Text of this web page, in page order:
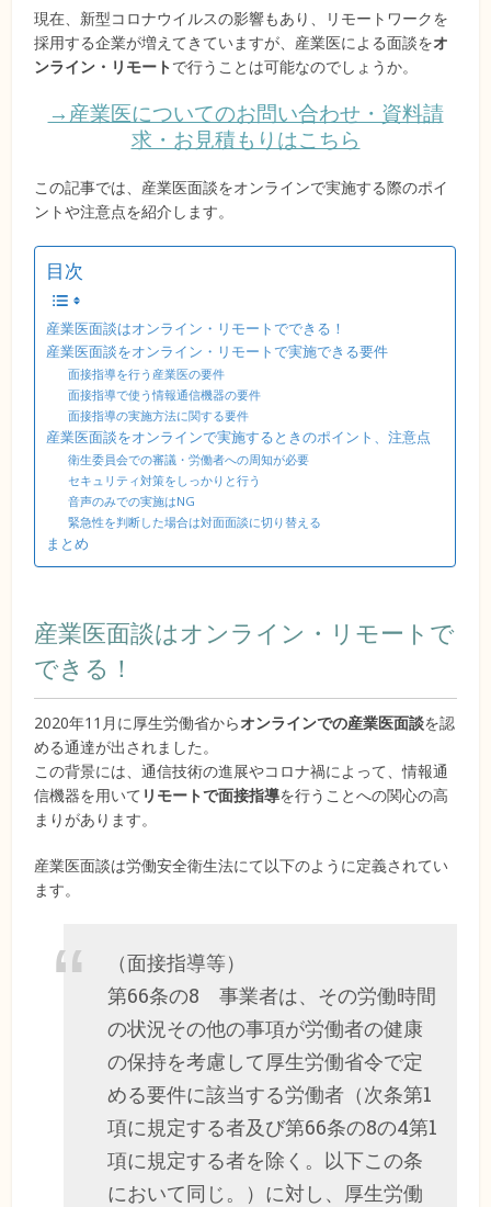
現在、新型コロナウイルスの影響もあり、リモートワークを
採用する企業が増えてきていますが、産業医による面談をオ
ンライン・リモート で行うことは可能なのでしょうか。
→産業医についてのお問い合わせ・資料請
求・お見積もりはこちら
この記事では、産業医面談をオンラインで実施する際のポイ
ントや注意点を紹介します。
目次
産業医面談はオンライン・リモートでできる！
産業医面談をオンライン・リモートで実施できる要件
面接指導を行う産業医の要件
面接指導で使う情報通信機器の要件
面接指導の実施方法に関する要件
産業医面談をオンラインで実施するときのポイント、注意点
衛生委員会での審議・労働者への周知が必要
セキュリティ対策をしっかりと行う
音声のみでの実施はNG
緊急性を判断した場合は対面面談に切り替える
まとめ
産業医面談はオンライン・リモートで
できる！
2020年11月に厚生労働省からオンラインでの産業医面談を認
める通達が出されました。
この背景には、通信技術の進展やコロナ禍によって、情報通
信機器を用いて リモートで面接指導を行うことへの関心の高
まりがあります。
産業医面談は労働安全衛生法にて以下のように定義されてい
ます。
（面接指導等）
第66条の8 事業者は、その労働時間
の状況その他の事項が労働者の健康
の保持を考慮して厚生労働省令で定
める要件に該当する労働者（次条第1
項に規定する者及び第66条の8の4第1
項に規定する者を除く。以下この条
において同じ。）に対し、厚生労働